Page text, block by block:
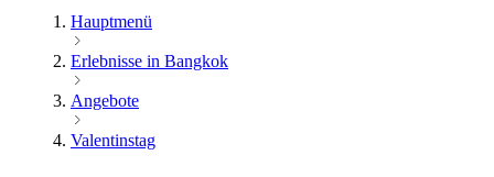
Hauptmenü
Erlebnisse in Bangkok
Angebote
Valentinstag